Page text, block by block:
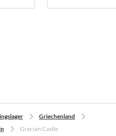
Griechenland
Grecian Castle